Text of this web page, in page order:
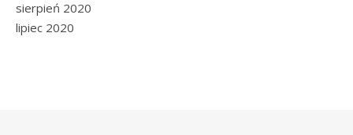
sierpień 2020
lipiec 2020